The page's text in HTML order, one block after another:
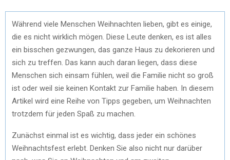
Während viele Menschen Weihnachten lieben, gibt es einige,
die es nicht wirklich mögen. Diese Leute denken, es ist alles
ein bisschen gezwungen, das ganze Haus zu dekorieren und
sich zu treffen. Das kann auch daran liegen, dass diese
Menschen sich einsam fühlen, weil die Familie nicht so groß
ist oder weil sie keinen Kontakt zur Familie haben. In diesem
Artikel wird eine Reihe von Tipps gegeben, um Weihnachten
trotzdem für jeden Spaß zu machen.
Zunächst einmal ist es wichtig, dass jeder ein schönes
Weihnachtsfest erlebt. Denken Sie also nicht nur darüber